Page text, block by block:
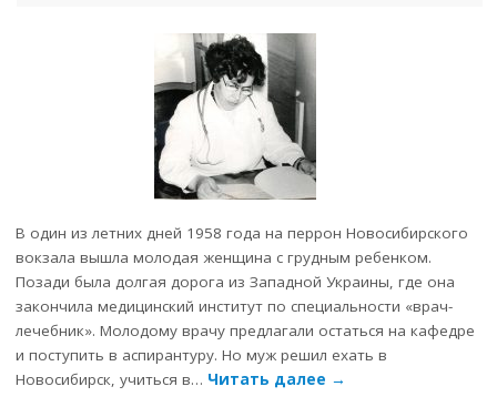
В один из летних дней 1958 года на перрон Новосибирского
вокзала вышла молодая женщина с грудным ребенком.
Позади была долгая дорога из Западной Украины, где она
закончила медицинский институт по специальности «врач-
лечебник». Молодому врачу предлагали остаться на кафедре
и поступить в аспирантуру. Но муж решил ехать в
Новосибирск, учиться в… Читать далее →